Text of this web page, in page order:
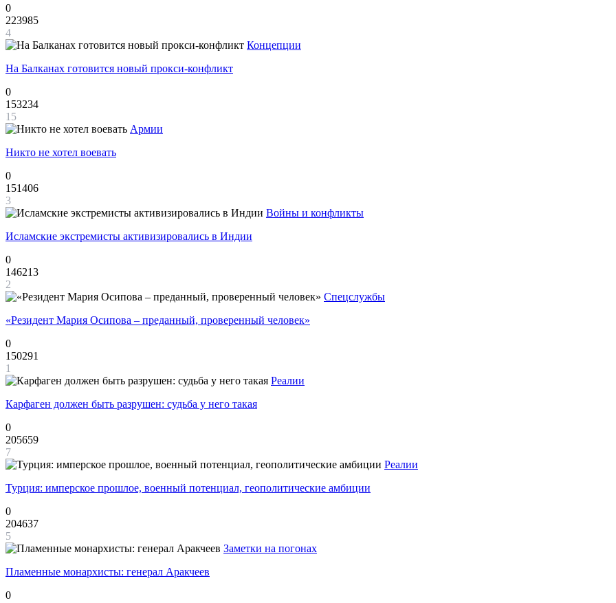
0
223985
4
Концепции
На Балканах готовится новый прокси-конфликт
0
153234
15
Армии
Никто не хотел воевать
0
151406
3
Войны и конфликты
Исламские экстремисты активизировались в Индии
0
146213
2
Спецслужбы
«Резидент Мария Осипова – преданный, проверенный человек»
0
150291
1
Реалии
Карфаген должен быть разрушен: судьба у него такая
0
205659
7
Реалии
Турция: имперское прошлое, военный потенциал, геополитические амбиции
0
204637
5
Заметки на погонах
Пламенные монархисты: генерал Аракчеев
0